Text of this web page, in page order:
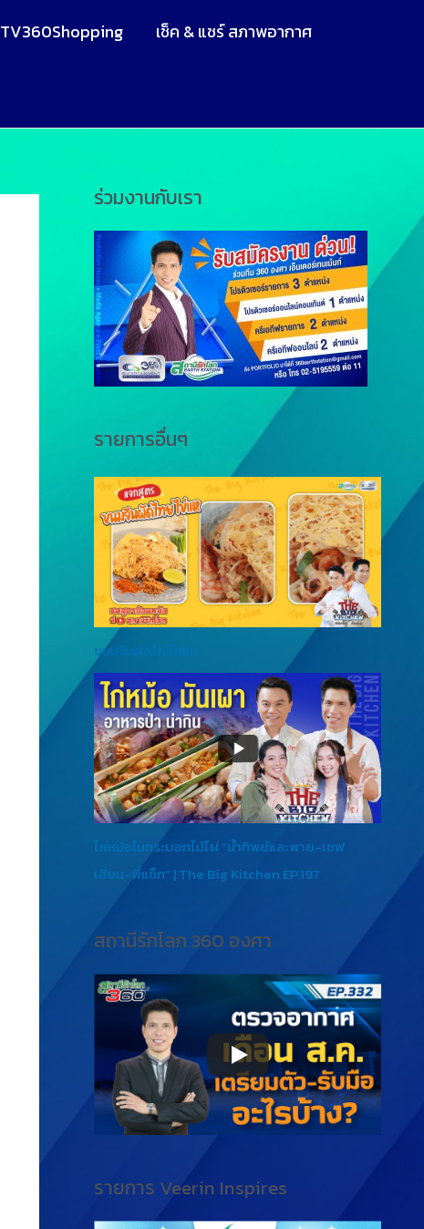
TV360Shopping เช็ค & แชร์ สภาพอากาศ
ร่วมงานกับเรา
รายการอื่นๆ
ขนมจีนผัดไท ไข่แห
ไก่หม้อในกระบอกไม้ไผ่ “น้ำทิพย์และพาย-เชฟ
เอียน-พี่แซ็ก” | The Big Kitchen EP.197
สถานีรักโลก 360 องศา
รายการ Veerin Inspires